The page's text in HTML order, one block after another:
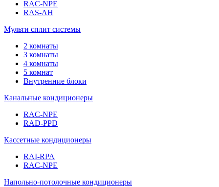
RAC-NPE
RAS-AH
Мульти сплит системы
2 комнаты
3 комнаты
4 комнаты
5 комнат
Внутренние блоки
Канальные кондиционеры
RAC-NPE
RAD-PPD
Кассетные кондиционеры
RAI-RPA
RAC-NPE
Напольно-потолочные кондиционеры